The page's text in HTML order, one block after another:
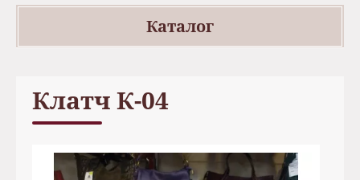
Каталог
Клатч К-04